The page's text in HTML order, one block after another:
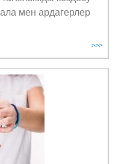
мен ардагерлер
>>>